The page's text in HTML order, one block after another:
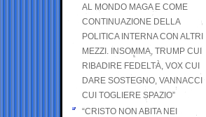
AL MONDO MAGA E COME
CONTINUAZIONE DELLA
POLITICA INTERNA CON ALTRI
MEZZI. INSOMMA, TRUMP CUI
RIBADIRE FEDELTÀ, VOX CUI
DARE SOSTEGNO, VANNACCI
CUI TOGLIERE SPAZIO”
“CRISTO NON ABITA NEI